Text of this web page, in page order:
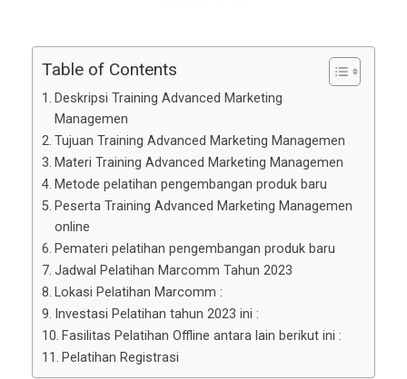
Table of Contents
Deskripsi Training Advanced Marketing
Managemen
Tujuan Training Advanced Marketing Managemen
Materi Training Advanced Marketing Managemen
Metode pelatihan pengembangan produk baru
Peserta Training Advanced Marketing Managemen
online
Pemateri pelatihan pengembangan produk baru
Jadwal Pelatihan Marcomm Tahun 2023
Lokasi Pelatihan Marcomm :
Investasi Pelatihan tahun 2023 ini :
Fasilitas Pelatihan Offline antara lain berikut ini :
Pelatihan Registrasi